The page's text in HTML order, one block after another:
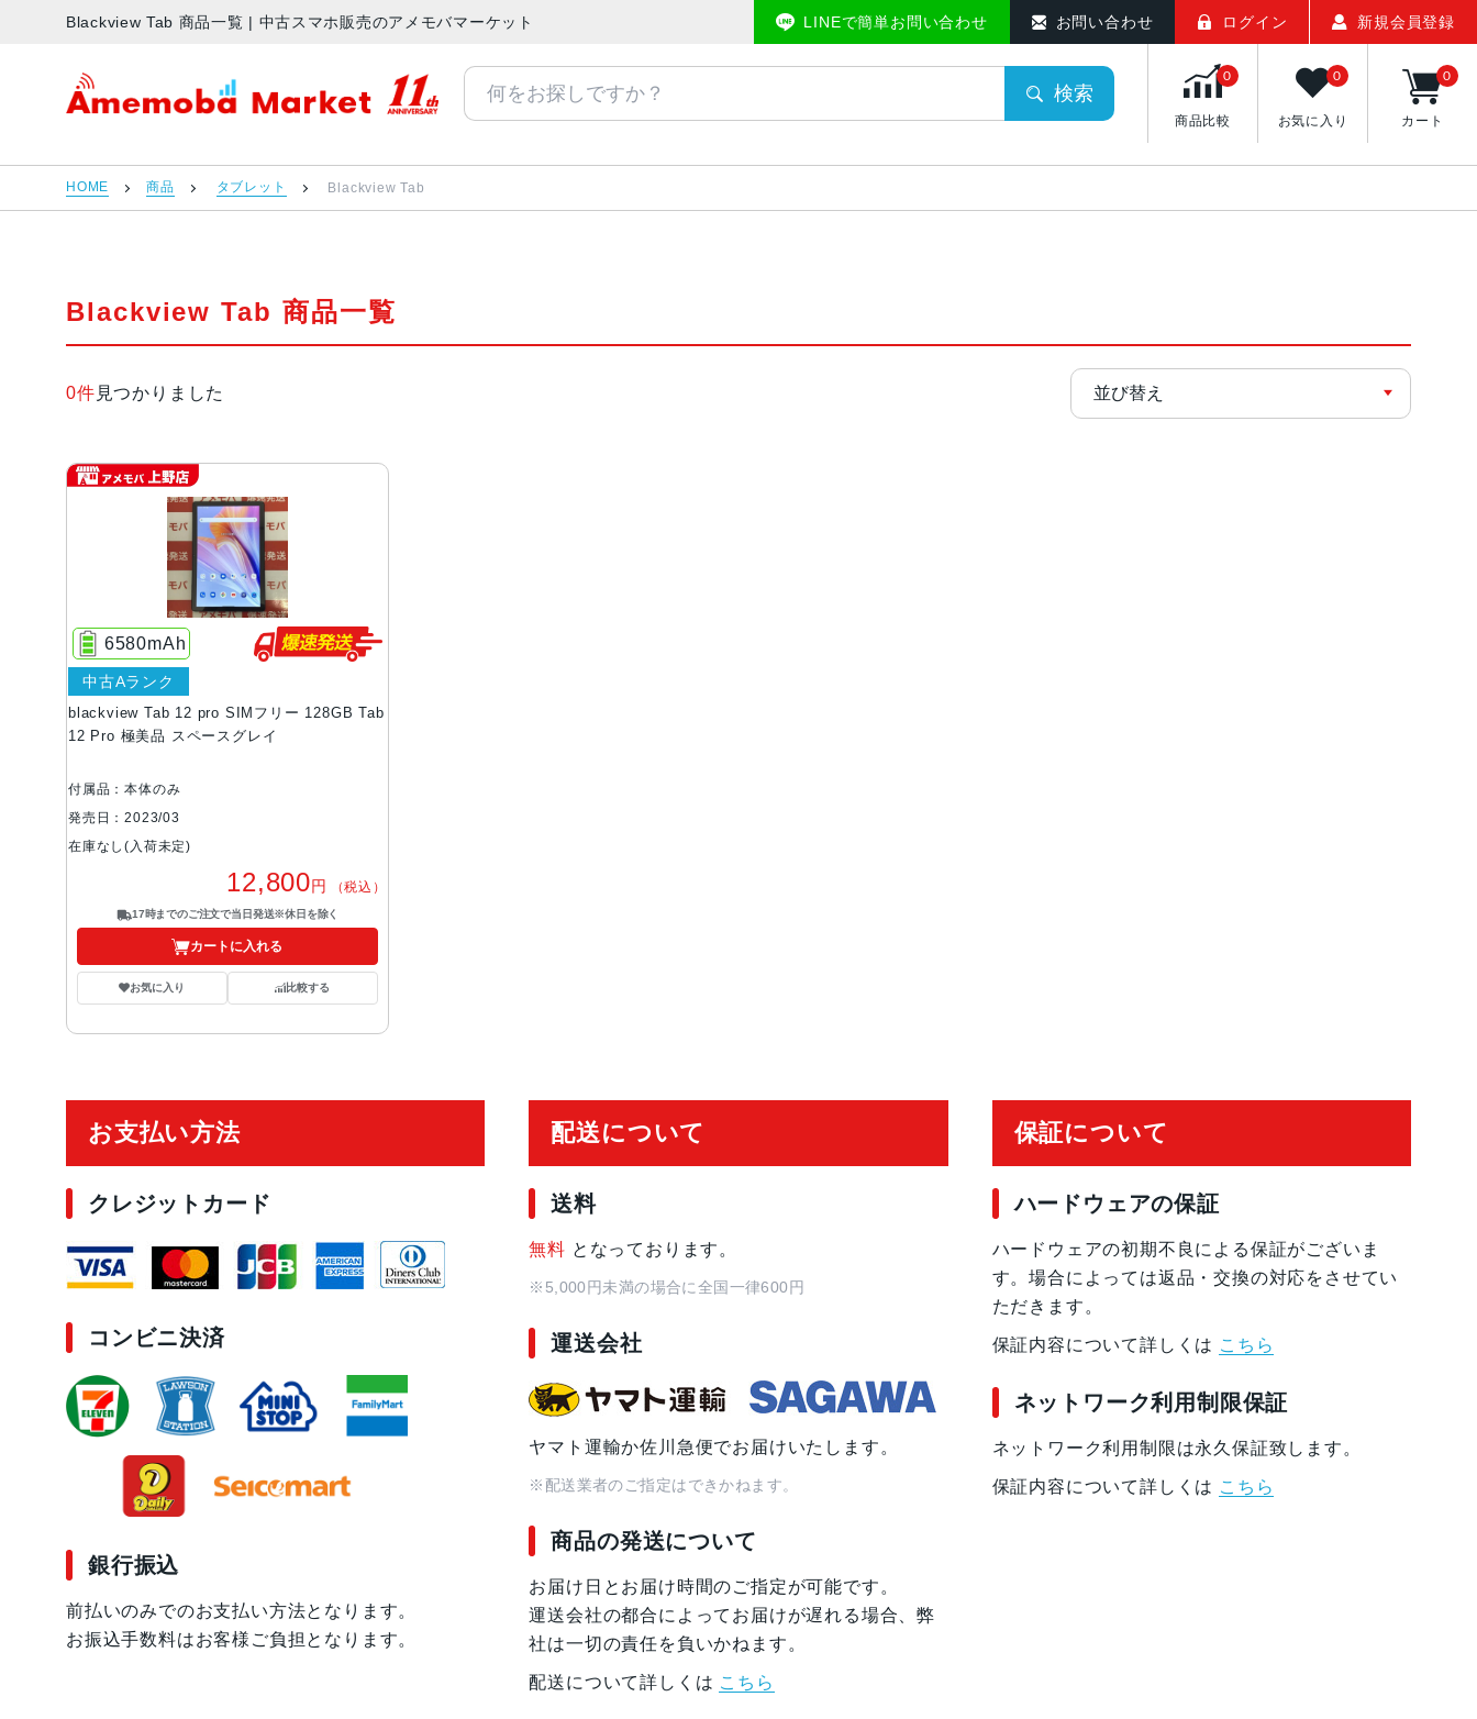
Blackview Tab 商品一覧 | 中古スマホ販売のアメモバマーケット LINEで簡単お問い合わせ お問い合わせ ログイン 新規会員登録
アメモバマーケット
検索
商品比較
0
お気に入り
0
カート
0
HOME 商品 タブレット Blackview Tab
Blackview Tab 商品一覧
0件 見つかりました
blackview Tab 12 pro SIMフリー 128GB Tab
12 Pro 極美品 スペースグレイ
6580mAh
中古Aランク
付属品：本体のみ
発売日：2023/03
在庫なし(入荷未定)
12,800円 （税込）
17時までのご注文で当日発送※休日を除く
カートに入れる
お気に入り 比較する
お支払い方法
クレジットカード
コンビニ決済
銀行振込
前払いのみでのお支払い方法となります。
お振込手数料はお客様ご負担となります。
配送について
送料
無料 となっております。
※5,000円未満の場合に全国一律600円
運送会社
ヤマト運輸か佐川急便でお届けいたします。
※配送業者のご指定はできかねます。
商品の発送について
お届け日とお届け時間のご指定が可能です。
運送会社の都合によってお届けが遅れる場合、弊
社は一切の責任を負いかねます。
配送について詳しくは こちら
保証について
ハードウェアの保証
ハードウェアの初期不良による保証がございま
す。場合によっては返品・交換の対応をさせてい
ただきます。
保証内容について詳しくは こちら
ネットワーク利用制限保証
ネットワーク利用制限は永久保証致します。
保証内容について詳しくは こちら